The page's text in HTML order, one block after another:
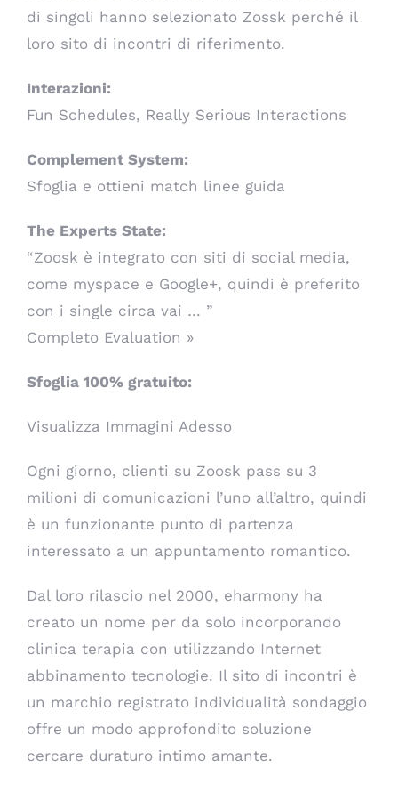
di singoli hanno selezionato Zossk perché il
loro sito di incontri di riferimento.
Interazioni:
Fun Schedules, Really Serious Interactions
Complement System:
Sfoglia e ottieni match linee guida
The Experts State:
“Zoosk è integrato con siti di social media,
come myspace e Google+, quindi è preferito
con i single circa vai … ”
Completo Evaluation »
Sfoglia 100% gratuito:
Visualizza Immagini Adesso
Ogni giorno, clienti su Zoosk pass su 3
milioni di comunicazioni l’uno all’altro, quindi
è un funzionante punto di partenza
interessato a un appuntamento romantico.
Dal loro rilascio nel 2000, eharmony ha
creato un nome per da solo incorporando
clinica terapia con utilizzando Internet
abbinamento tecnologie. Il sito di incontri è
un marchio registrato individualità sondaggio
offre un modo approfondito soluzione
cercare duraturo intimo amante.